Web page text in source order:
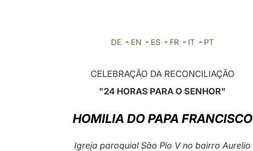
DE - EN - ES - FR - IT - PT
CELEBRAÇÃO DA RECONCILIAÇÃO
"24 HORAS PARA O SENHOR"
HOMILIA DO PAPA FRANCISCO
Igreja paroquial São Pio V no bairro Aurelio